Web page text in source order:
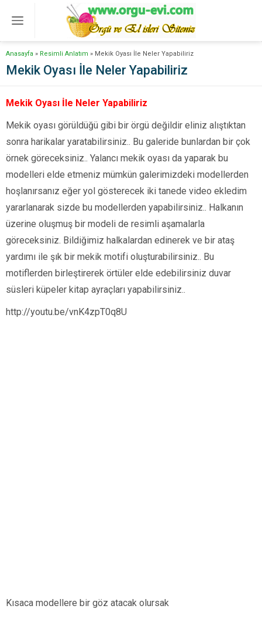
Anasayfa » Resimli Anlatım » Mekik Oyası İle Neler Yapabiliriz
Mekik Oyası İle Neler Yapabiliriz
Mekik Oyası İle Neler Yapabiliriz
Mekik oyası görüldüğü gibi bir örgü değildir eliniz alıştıktan
sonra harikalar yaratabilirsiniz.. Bu galeride bunlardan bir çok
örnek göreceksiniz.. Yalancı mekik oyası da yaparak bu
modelleri elde etmeniz mümkün galerimizdeki modellerden
hoşlanırsanız eğer yol gösterecek iki tanede video ekledim
yararlanarak sizde bu modellerden yapabilirsiniz.. Halkanın
üzerine oluşmuş bir modeli de resimli aşamalarla
göreceksiniz. Bildiğimiz halkalardan edinerek ve bir ataş
yardımı ile şık bir mekik motifi oluşturabilirsiniz.. Bu
motiflerden birleştirerek örtüler elde edebilirsiniz duvar
süsleri küpeler kitap ayraçları yapabilirsiniz..
http://youtu.be/vnK4zpT0q8U
Kısaca modellere bir göz atacak olursak